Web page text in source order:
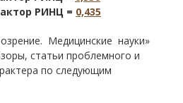
РИНЦ = 0,435
Медицинские науки»
статьи проблемного и
по следующим